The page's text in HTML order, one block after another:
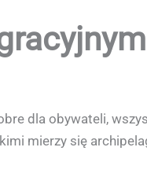
dla obywateli,
mierzy się